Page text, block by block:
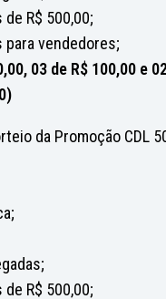
R$ 500,00;
para vendedores;
03 de R$ 100,00 e
da Promoção CDL
R$ 500,00;